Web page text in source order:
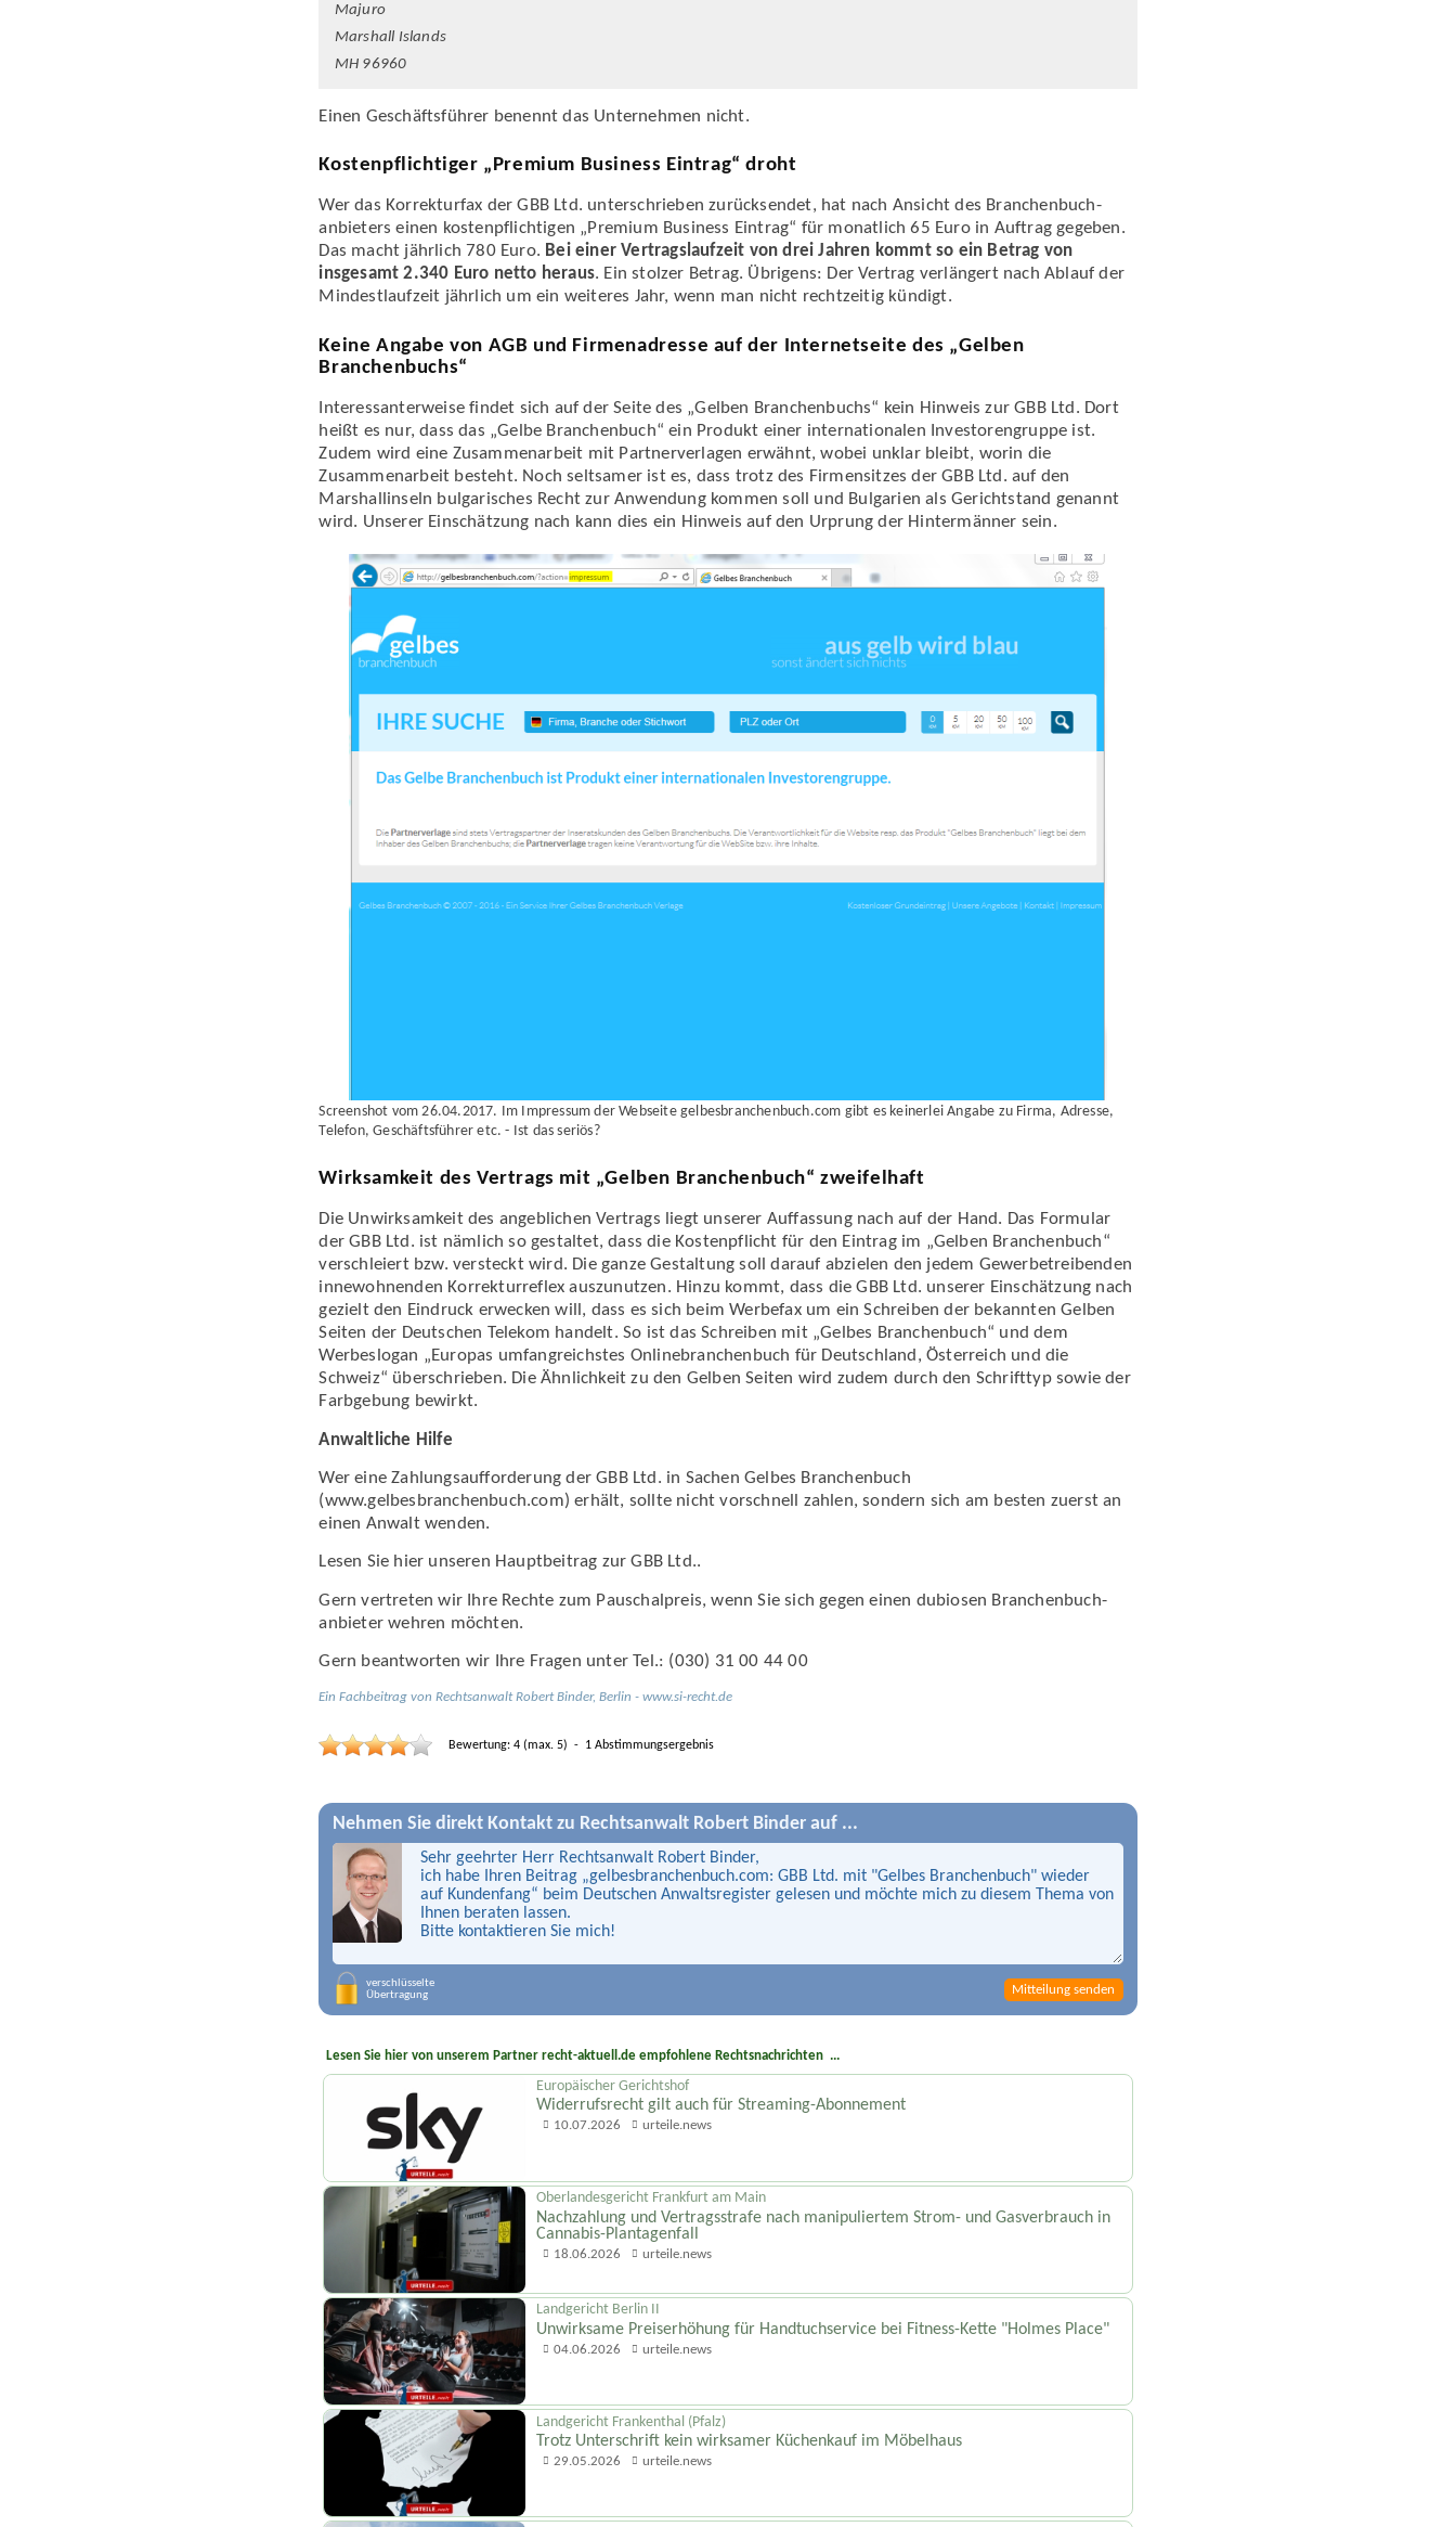
Majuro
Marshall Islands
MH 96960
Einen Geschäftsführer benennt das Unternehmen nicht.
Kostenpflichtiger „Premium Business Eintrag“ droht
Wer das Korrekturfax der GBB Ltd. unterschrieben zurücksendet, hat nach Ansicht des Branchenbuch­
anbieters einen kostenpflichtigen „Premium Business Eintrag“ für monatlich 65 Euro in Auftrag gegeben.
Das macht jährlich 780 Euro. Bei einer Vertragslaufzeit von drei Jahren kommt so ein Betrag von
insgesamt 2.340 Euro netto heraus. Ein stolzer Betrag. Übrigens: Der Vertrag verlängert nach Ablauf der
Mindestlaufzeit jährlich um ein weiteres Jahr, wenn man nicht rechtzeitig kündigt.
Keine Angabe von AGB und Firmenadresse auf der Internetseite des „Gelben
Branchenbuchs“
Interessanterweise findet sich auf der Seite des „Gelben Branchenbuchs“ kein Hinweis zur GBB Ltd. Dort
heißt es nur, dass das „Gelbe Branchenbuch“ ein Produkt einer internationalen Investorengruppe ist.
Zudem wird eine Zusammenarbeit mit Partnerverlagen erwähnt, wobei unklar bleibt, worin die
Zusammenarbeit besteht. Noch seltsamer ist es, dass trotz des Firmensitzes der GBB Ltd. auf den
Marshallinseln bulgarisches Recht zur Anwendung kommen soll und Bulgarien als Gerichtstand genannt
wird. Unserer Einschätzung nach kann dies ein Hinweis auf den Urprung der Hintermänner sein.
Screenshot vom 26.04.2017. Im Impressum der Webseite gelbesbranchenbuch.com gibt es keinerlei Angabe zu Firma, Adresse,
Telefon, Geschäftsführer etc. - Ist das seriös?
Wirksamkeit des Vertrags mit „Gelben Branchenbuch“ zweifelhaft
Die Unwirksamkeit des angeblichen Vertrags liegt unserer Auffassung nach auf der Hand. Das Formular
der GBB Ltd. ist nämlich so gestaltet, dass die Kostenpflicht für den Eintrag im „Gelben Branchenbuch“
verschleiert bzw. versteckt wird. Die ganze Gestaltung soll darauf abzielen den jedem Gewerbetreibenden
innewohnenden Korrekturreflex auszunutzen. Hinzu kommt, dass die GBB Ltd. unserer Einschätzung nach
gezielt den Eindruck erwecken will, dass es sich beim Werbefax um ein Schreiben der bekannten Gelben
Seiten der Deutschen Telekom handelt. So ist das Schreiben mit „Gelbes Branchenbuch“ und dem
Werbeslogan „Europas umfangreichstes Onlinebranchenbuch für Deutschland, Österreich und die
Schweiz“ überschrieben. Die Ähnlichkeit zu den Gelben Seiten wird zudem durch den Schrifttyp sowie der
Farbgebung bewirkt.
Anwaltliche Hilfe
Wer eine Zahlungs­aufforderung der GBB Ltd. in Sachen Gelbes Branchenbuch
(www.gelbesbranchenbuch.com) erhält, sollte nicht vorschnell zahlen, sondern sich am besten zuerst an
einen Anwalt wenden.
Lesen Sie hier unseren Haupt­beitrag zurGBB Ltd..
Gern vertreten wir Ihre Rechte zum Pauschalpreis, wenn Sie sich gegen einen dubiosen Branchen­buch­
anbieter wehren möchten.
Gern beantworten wir Ihre Fragen unter Tel.: (030) 31 00 44 00
Ein Fachbeitrag vonRechtsanwalt Robert Binder,Berlin -www.si-recht.de
Bewertung:4 (max.5)- 1 Abstimmungsergebnis
Nehmen Sie direkt Kontakt zu Rechtsanwalt Robert Binder auf ...
Mitteilung senden
Lesen Sie hier von unserem Partner recht-aktuell.de empfohlene Rechtsnachrichten ...
Europäischer Gerichtshof
Widerrufsrecht gilt auch für Streaming-Abonnement
10.07.2026 urteile.news
Oberlandesgericht Frankfurt am Main
Nachzahlung und Vertragsstrafe nach manipuliertem Strom- und Gasverbrauch in
Cannabis-Plantagenfall
18.06.2026 urteile.news
Landgericht Berlin II
Unwirksame Preiserhöhung für Handtuchservice bei Fitness-Kette "Holmes Place"
04.06.2026 urteile.news
Landgericht Frankenthal (Pfalz)
Trotz Unterschrift kein wirksamer Küchenkauf im Möbelhaus
29.05.2026 urteile.news